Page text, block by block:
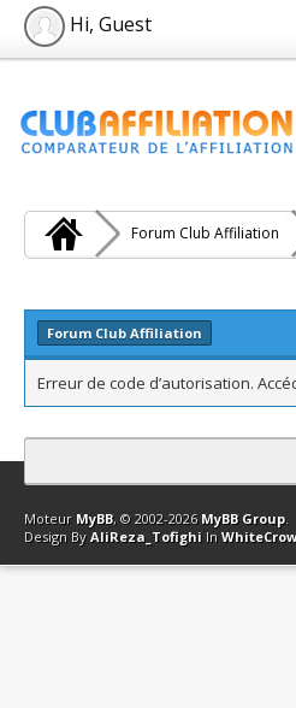
Hi, Guest
Forum Club Affiliation
Forum Club Affiliation
Erreur de code d’autorisation.
Contact Club Affiliation
Moteur MyBB, © 2002-2026 MyBB Group.
Design By AliReza_Tofighi In